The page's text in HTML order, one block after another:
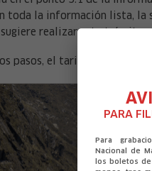
PARA
Para
Nacional de
los boletos
toda la información lista, la
sugiere realizar este trámite
pasos, el tarifario de